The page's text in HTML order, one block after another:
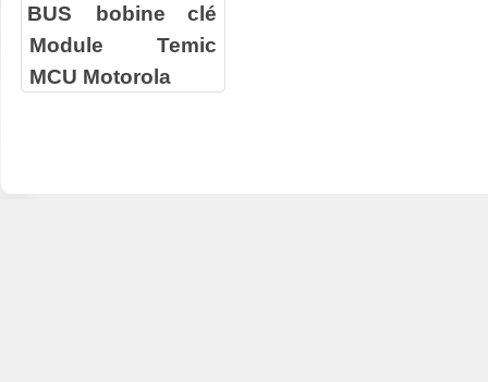
BUS
bobine clé
Module Temic
MCU Motorola